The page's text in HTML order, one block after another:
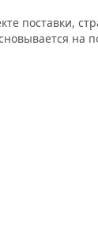
поставки,
на